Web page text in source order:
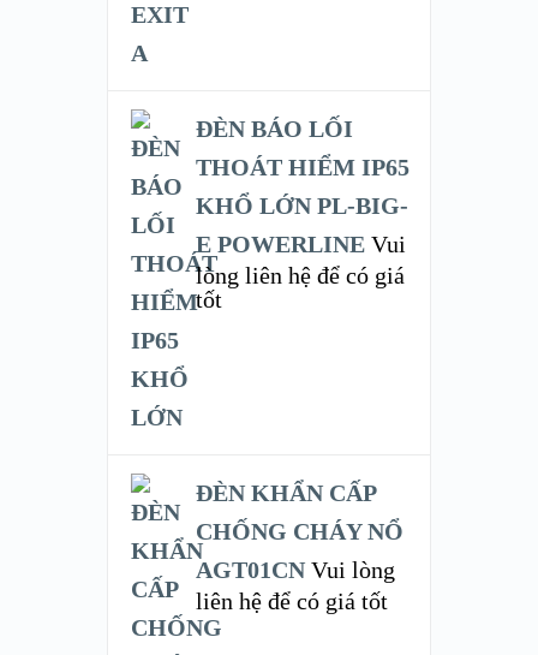
ĐÈN BÁO LỐI
THOÁT HIỂM IP65
KHỔ LỚN PL-BIG-
E POWERLINE Vui
lòng liên hệ để có giá
tốt
ĐÈN KHẨN CẤP
CHỐNG CHÁY NỔ
AGT01CN Vui lòng
liên hệ để có giá tốt